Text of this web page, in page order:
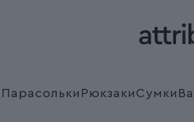
Парасольки Рюкзаки Сумки